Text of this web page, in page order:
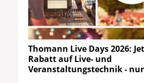
Thomann Live Days 2026:
Rabatt auf Live- und
Veranstaltungstechnik -